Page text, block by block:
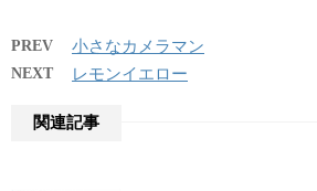
PREV 小さなカメラマン
NEXT レモンイエロー
関連記事